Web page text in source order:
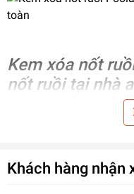
Kem xóa nốt
nốt ruồi tại nhà
Sản phẩm xóa nốt ruồi
đây được xem là một
Khách hàng nhận